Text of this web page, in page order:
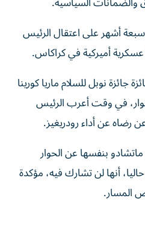
أشهر على اعتقال الرئيس
أميركية في كراكاس.
جائزة نوبل للسلام ماريا كورينا
في وقت أعرب الرئيس
رضاه عن أداء رودريغيز.
بنفسها عن الحوار
أنها لن تشارك فيه، مؤكدة
المسار.